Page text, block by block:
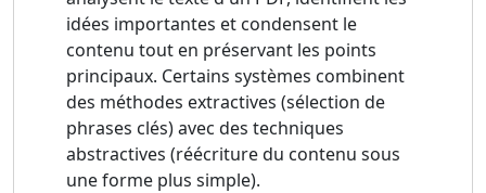
idées importantes et condensent le
contenu tout en préservant les points
principaux. Certains systèmes combinent
des méthodes extractives (sélection de
phrases clés) avec des techniques
abstractives (réécriture du contenu sous
une forme plus simple).